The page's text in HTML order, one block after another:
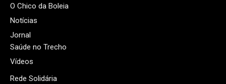
O Chico da Boleia
Notícias
Jornal
Saúde no Trecho
Vídeos
Rede Solidária